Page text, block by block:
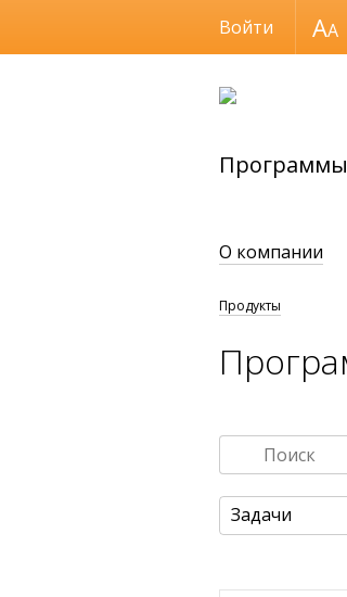
Размер шрифта
Войти
О компании
Продукты
Задачи